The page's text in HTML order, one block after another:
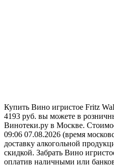
Купить Вино игристое Fritz
4193 руб. вы можете в
Винотеки.ру в Москве.
09:06 07.08.2026 (время
доставку алкогольной
скидкой. Забрать Вино
оплатив наличными или